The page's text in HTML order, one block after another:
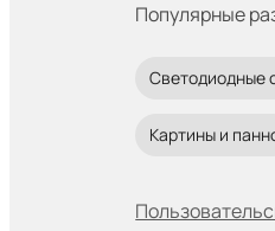
Популярные
Светодиодные
Картины и